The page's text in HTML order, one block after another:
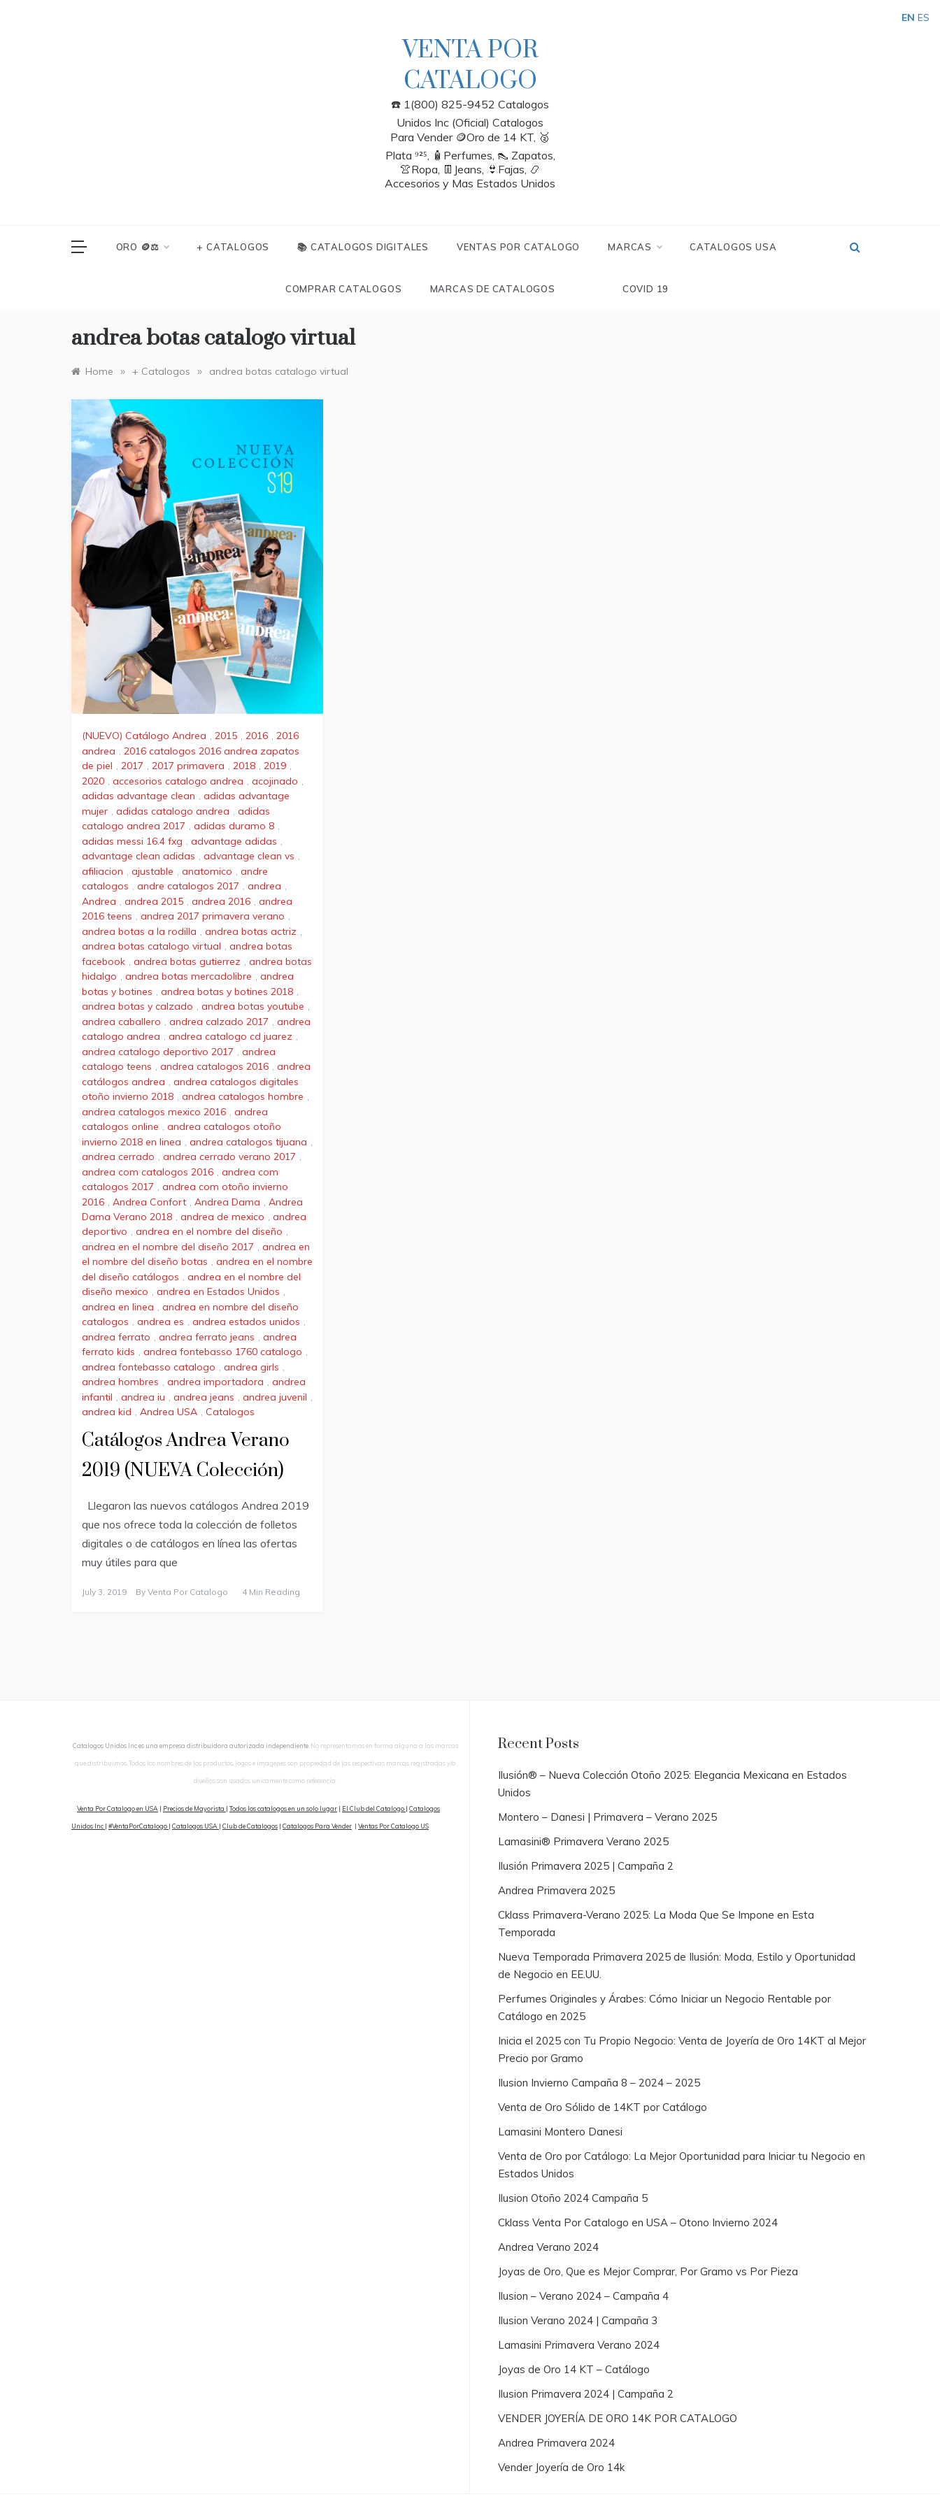
VENTA POR
CATALOGO
☎️ 1(800) 825-9452 Catalogos
Unidos Inc (Oficial) Catalogos
Para Vender 🪙Oro de 14 KT, 🥈
Plata ⁹²⁵, 🧴Perfumes, 👠 Zapatos,
👚Ropa, 👖Jeans, 👙Fajas, 📿
Accesorios y Mas Estados Unidos
ORO 🪙⚖️ + CATALOGOS 📚 CATALOGOS DIGITALES VENTAS POR CATALOGO MARCAS CATALOGOS USA
COMPRAR CATALOGOS MARCAS DE CATALOGOS COVID 19
andrea botas catalogo virtual
Home » + Catalogos » andrea botas catalogo virtual
(NUEVO) Catálogo Andrea , 2015 , 2016 , 2016
andrea , 2016 catalogos 2016 andrea zapatos
de piel , 2017 , 2017 primavera , 2018 , 2019 ,
2020 , accesorios catalogo andrea , acojinado ,
adidas advantage clean , adidas advantage
mujer , adidas catalogo andrea , adidas
catalogo andrea 2017 , adidas duramo 8 ,
adidas messi 16.4 fxg , advantage adidas ,
advantage clean adidas , advantage clean vs ,
afiliacion , ajustable , anatomico , andre
catalogos , andre catalogos 2017 , andrea ,
Andrea , andrea 2015 , andrea 2016 , andrea
2016 teens , andrea 2017 primavera verano ,
andrea botas a la rodilla , andrea botas actriz ,
andrea botas catalogo virtual , andrea botas
facebook , andrea botas gutierrez , andrea botas
hidalgo , andrea botas mercadolibre , andrea
botas y botines , andrea botas y botines 2018 ,
andrea botas y calzado , andrea botas youtube ,
andrea caballero , andrea calzado 2017 , andrea
catalogo andrea , andrea catalogo cd juarez ,
andrea catalogo deportivo 2017 , andrea
catalogo teens , andrea catalogos 2016 , andrea
catálogos andrea , andrea catalogos digitales
otoño invierno 2018 , andrea catalogos hombre ,
andrea catalogos mexico 2016
andrea
catalogos online , andrea catalogos otoño
invierno 2018 en linea
andrea catalogos tijuana
andrea cerrado , andrea cerrado verano 2017 ,
andrea com catalogos 2016
andrea com
catalogos 2017 , andrea com otoño invierno
2016
Andrea Confort Andrea Dama
Andrea
Dama Verano 2018 , andrea de mexico , andrea
deportivo , andrea en el nombre del diseño ,
andrea en el nombre del diseño 2017 , andrea en
el nombre del diseño botas , andrea en el nombre
del diseño catálogos , andrea en el nombre del
diseño mexico , andrea en Estados Unidos ,
andrea en linea , andrea en nombre del diseño
catalogos , andrea es , andrea estados unidos ,
andrea ferrato , andrea ferrato jeans , andrea
ferrato kids , andrea fontebasso 1760 catalogo ,
andrea fontebasso catalogo , andrea girls ,
andrea hombres , andrea importadora , andrea
infantil , andrea iu , andrea jeans , andrea juvenil ,
andrea kid , Andrea USA , Catalogos
Catálogos Andrea Verano
2019 (NUEVA Colección)
Llegaron las nuevos catálogos Andrea 2019
que nos ofrece toda la colección de folletos
digitales o de catálogos en línea las ofertas
muy útiles para que
July 3, 2019 By Venta Por Catalogo 4 Min Reading
Catalogos Unidos Inc es una empresa distribuidora autorizada independiente. No representamos en forma alguna a las marcas
que distribuimos. Todos los nombres de los productos, logos e imagenes son propiedad de las respectivas marcas registradas y/o
dueños son usados unicamente como referencia.
Venta Por Catalogo en USA | Precios de Mayorista | Todos los catalogos en un solo lugar | El Club del Catalogo | Catalogos
Unidos Inc | #VentaPorCatalogo | Catalogos USA | Club de Catalogos | Catalogos Para Vender | Ventas Por Catalogo US
Recent Posts
Ilusión® – Nueva Colección Otoño 2025: Elegancia Mexicana en Estados
Unidos
Montero – Danesi | Primavera – Verano 2025
Lamasini® Primavera Verano 2025
Ilusión Primavera 2025 | Campaña 2
Andrea Primavera 2025
Cklass Primavera-Verano 2025: La Moda Que Se Impone en Esta
Temporada
Nueva Temporada Primavera 2025 de Ilusión: Moda, Estilo y Oportunidad
de Negocio en EE.UU.
Perfumes Originales y Árabes: Cómo Iniciar un Negocio Rentable por
Catálogo en 2025
Inicia el 2025 con Tu Propio Negocio: Venta de Joyería de Oro 14KT al Mejor
Precio por Gramo
Ilusion Invierno Campaña 8 – 2024 – 2025
Venta de Oro Sólido de 14KT por Catálogo
Lamasini Montero Danesi
Venta de Oro por Catálogo: La Mejor Oportunidad para Iniciar tu Negocio en
Estados Unidos
Ilusion Otoño 2024 Campaña 5
Cklass Venta Por Catalogo en USA – Otono Invierno 2024
Andrea Verano 2024
Joyas de Oro, Que es Mejor Comprar, Por Gramo vs Por Pieza
Ilusion – Verano 2024 – Campaña 4
Ilusion Verano 2024 | Campaña 3
Lamasini Primavera Verano 2024
Joyas de Oro 14 KT – Catálogo
Ilusion Primavera 2024 | Campaña 2
VENDER JOYERÍA DE ORO 14K POR CATALOGO
Andrea Primavera 2024
Vender Joyería de Oro 14k
EN ES